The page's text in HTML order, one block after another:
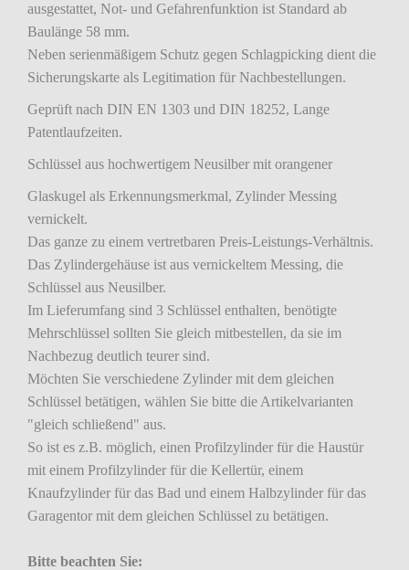
ausgestattet, Not- und Gefahrenfunktion ist Standard ab
Baulänge 58 mm.
Neben serienmäßigem Schutz gegen Schlagpicking dient die
Sicherungskarte als Legitimation für Nachbestellungen.
Geprüft nach DIN EN 1303 und DIN 18252, Lange
Patentlaufzeiten.
Schlüssel aus hochwertigem Neusilber mit orangener
Glaskugel als Erkennungsmerkmal, Zylinder Messing
vernickelt.
Das ganze zu einem vertretbaren Preis-Leistungs-Verhältnis.
Das Zylindergehäuse ist aus vernickeltem Messing, die
Schlüssel aus Neusilber.
Im Lieferumfang sind 3 Schlüssel enthalten, benötigte
Mehrschlüssel sollten Sie gleich mitbestellen, da sie im
Nachbezug deutlich teurer sind.
Möchten Sie verschiedene Zylinder mit dem gleichen
Schlüssel betätigen, wählen Sie bitte die Artikelvarianten
"gleich schließend" aus.
So ist es z.B. möglich, einen Profilzylinder für die Haustür
mit einem Profilzylinder für die Kellertür, einem
Knaufzylinder für das Bad und einem Halbzylinder für das
Garagentor mit dem gleichen Schlüssel zu betätigen.
Bitte beachten Sie: